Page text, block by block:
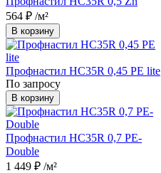
564 ₽ /м²
В корзину
Профнастил НС35R 0,45 PE lite
По запросу
В корзину
Профнастил НС35R 0,7 PE-
Double
1 449 ₽ /м²